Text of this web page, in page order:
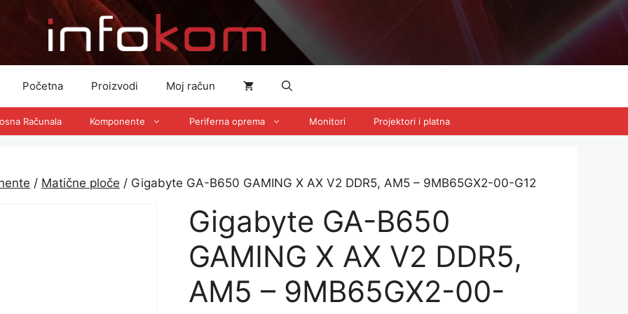
Početna Proizvodi Moj račun
Računala Komponente Periferna oprema Monitori Projektori i platna
/ Matične ploče / Gigabyte GA-B650 GAMING X AX V2 DDR5, AM5 – 9MB65GX2-00-G12
Gigabyte GA-B650
GAMING X AX V2 DDR5,
AM5 – 9MB65GX2-00-